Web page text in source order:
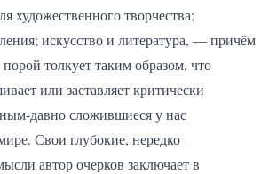
художественного творчества;
искусство и литература, — причём
толкует таким образом, что
или заставляет критически
давно сложившиеся у нас
Свои глубокие, нередко
автор очерков заключает в